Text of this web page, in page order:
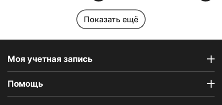
Индийская сладость
Показать ещё
Моя учетная запись
Помощь